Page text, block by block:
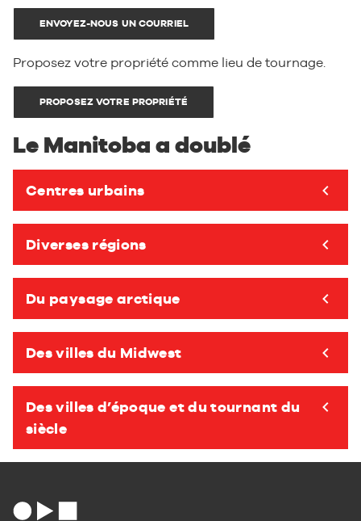
ENVOYEZ-NOUS UN COURRIEL
Proposez votre propriété comme lieu de tournage.
PROPOSEZ VOTRE PROPRIÉTÉ
Le Manitoba a doublé
Centres urbains
Diverses régions
Du paysage arctique
Des villes du Midwest
Des villes d’époque et du tournant du
siècle